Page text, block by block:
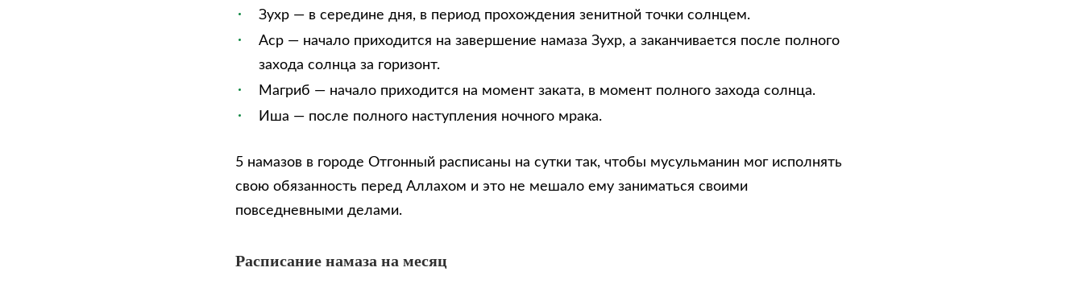
Зухр — в середине дня, в период прохождения зенитной точки солнцем.
Аср — начало приходится на завершение намаза Зухр, а заканчивается после полного
захода солнца за горизонт.
Магриб — начало приходится на момент заката, в момент полного захода солнца.
Иша — после полного наступления ночного мрака.
5 намазов в городе Отгонный расписаны на сутки так, чтобы мусульманин мог исполнять
свою обязанность перед Аллахом и это не мешало ему заниматься своими
повседневными делами.
Расписание намаза на месяц